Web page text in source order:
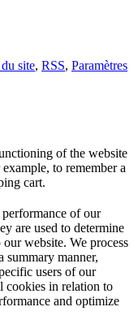
site, RSS, Paramètres
of the website
to remember a
cart.
of our
are used to determine
website. We process
summary manner,
users of our
cookies in relation to
and optimize